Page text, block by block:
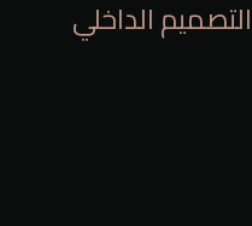
التصميم الداخلي